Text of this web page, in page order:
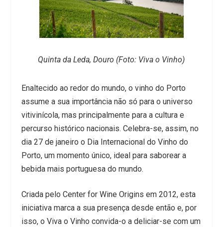
Quinta da Leda, Douro (Foto: Viva o Vinho)
Enaltecido ao redor do mundo, o vinho do Porto
assume a sua importância não só para o universo
vitivinícola, mas principalmente para a cultura e
percurso histórico nacionais. Celebra-se, assim, no
dia 27 de janeiro o Dia Internacional do Vinho do
Porto, um momento único, ideal para saborear a
bebida mais portuguesa do mundo.
Criada pelo Center for Wine Origins em 2012, esta
iniciativa marca a sua presença desde então e, por
isso, o Viva o Vinho convida-o a deliciar-se com um